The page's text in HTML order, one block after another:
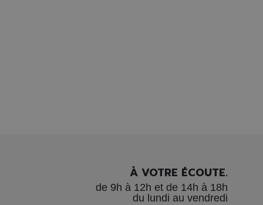
À VOTRE ÉCOUTE.
de 9h à 12h et de 14h à 18h
du lundi au vendredi